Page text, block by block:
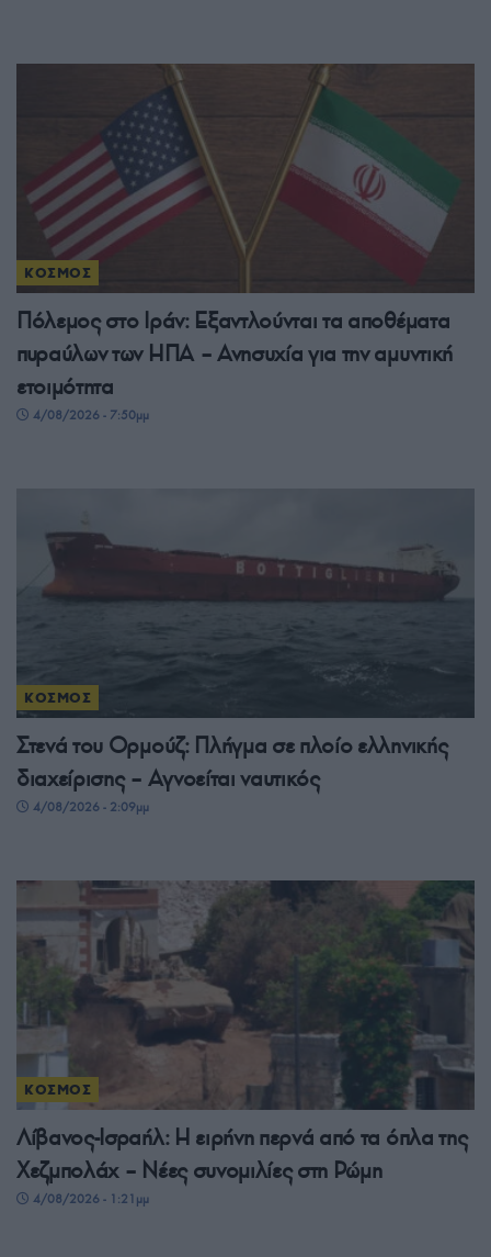
ΚΟΣΜΟΣ
Πόλεμος στο Ιράν: Εξαντλούνται τα αποθέματα
πυραύλων των ΗΠΑ – Ανησυχία για την αμυντική
ετοιμότητα
4/08/2026 - 7:50μμ
ΚΟΣΜΟΣ
Στενά του Ορμούζ: Πλήγμα σε πλοίο ελληνικής
διαχείρισης – Αγνοείται ναυτικός
4/08/2026 - 2:09μμ
ΚΟΣΜΟΣ
Λίβανος-Ισραήλ: Η ειρήνη περνά από τα όπλα της
Χεζμπολάχ – Νέες συνομιλίες στη Ρώμη
4/08/2026 - 1:21μμ